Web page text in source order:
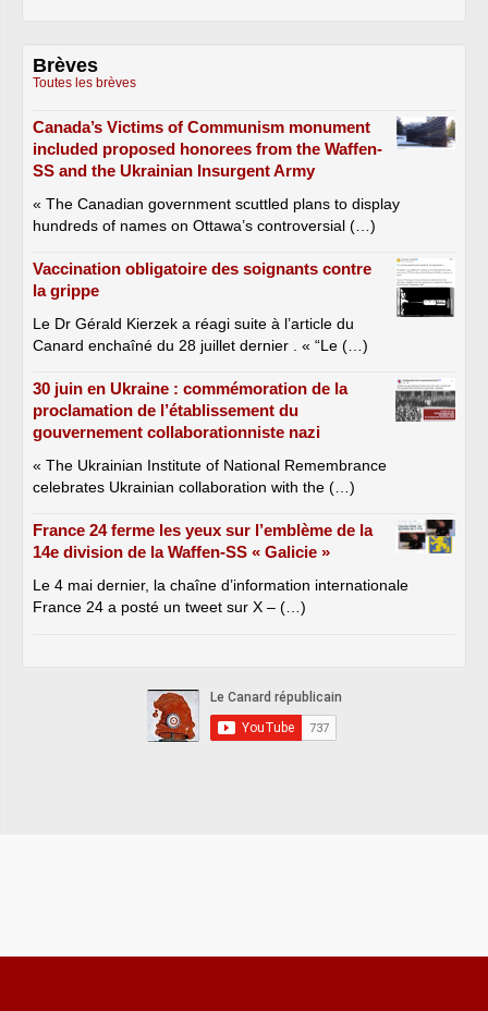
Brèves
Toutes les brèves
Canada’s Victims of Communism monument
included proposed honorees from the Waffen-
SS and the Ukrainian Insurgent Army
« The Canadian government scuttled plans to display
hundreds of names on Ottawa’s controversial (…)
Vaccination obligatoire des soignants contre
la grippe
Le Dr Gérald Kierzek a réagi suite à l’article du
Canard enchaîné du 28 juillet dernier . « “Le (…)
30 juin en Ukraine : commémoration de la
proclamation de l’établissement du
gouvernement collaborationniste nazi
« The Ukrainian Institute of National Remembrance
celebrates Ukrainian collaboration with the (…)
France 24 ferme les yeux sur l’emblème de la
14e division de la Waffen-SS « Galicie »
Le 4 mai dernier, la chaîne d’information internationale
France 24 a posté un tweet sur X – (…)